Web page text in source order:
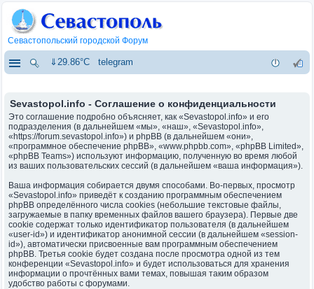
Севастопольский городской Форум
⇓29.86°C telegram
Sevastopol.info - Соглашение о конфиденциальности
Это соглашение подробно объясняет, как «Sevastopol.info» и его
подразделения (в дальнейшем «мы», «наш», «Sevastopol.info»,
«https://forum.sevastopol.info») и phpBB (в дальнейшем «они»,
«программное обеспечение phpBB», «www.phpbb.com», «phpBB Limited»,
«phpBB Teams») используют информацию, полученную во время любой
из ваших пользовательских сессий (в дальнейшем «ваша информация»).
Ваша информация собирается двумя способами. Во-первых, просмотр
«Sevastopol.info» приведёт к созданию программным обеспечением
phpBB определённого числа cookies (небольшие текстовые файлы,
загружаемые в папку временных файлов вашего браузера). Первые две
cookie содержат только идентификатор пользователя (в дальнейшем
«user-id») и идентификатор анонимной сессии (в дальнейшем «session-
id»), автоматически присвоенные вам программным обеспечением
phpBB. Третья cookie будет создана после просмотра одной из тем
конференции «Sevastopol.info» и будет использоваться для хранения
информации о прочтённых вами темах, повышая таким образом
удобство работы с форумами.